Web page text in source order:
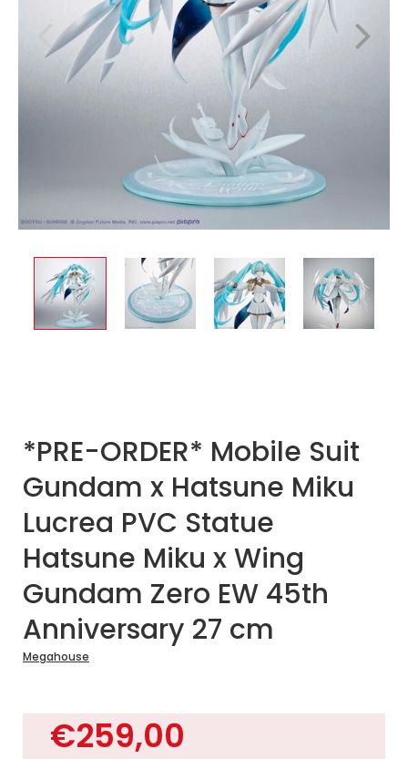
*PRE-ORDER* Mobile Suit
Gundam x Hatsune Miku
Lucrea PVC Statue
Hatsune Miku x Wing
Gundam Zero EW 45th
Anniversary 27 cm
Megahouse
€259,00